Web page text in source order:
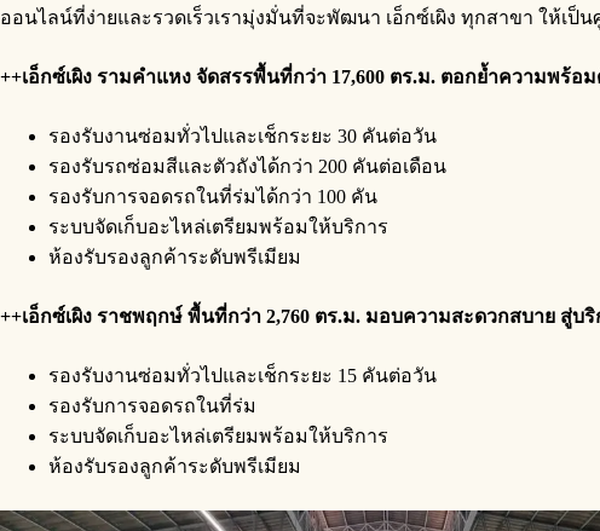
ออนไลน์ที่ง่ายและรวดเร็วเรามุ่งมั่นที่จะพัฒนา เอ็กซ์เผิง ทุกสาขา ให้เ
++เอ็กซ์เผิง รามคำแหง จัดสรรพื้นที่กว่า 17,600 ตร.ม. ตอกย้ำความพร้อ
รองรับงานซ่อมทั่วไปและเช็กระยะ 30 คันต่อวัน
รองรับรถซ่อมสีและตัวถังได้กว่า 200 คันต่อเดือน
รองรับการจอดรถในที่ร่มได้กว่า 100 คัน
ระบบจัดเก็บอะไหล่เตรียมพร้อมให้บริการ
ห้องรับรองลูกค้าระดับพรีเมียม
++เอ็กซ์เผิง ราชพฤกษ์ พื้นที่กว่า 2,760 ตร.ม. มอบความสะดวกสบาย สู่บริ
รองรับงานซ่อมทั่วไปและเช็กระยะ 15 คันต่อวัน
รองรับการจอดรถในที่ร่ม
ระบบจัดเก็บอะไหล่เตรียมพร้อมให้บริการ
ห้องรับรองลูกค้าระดับพรีเมียม